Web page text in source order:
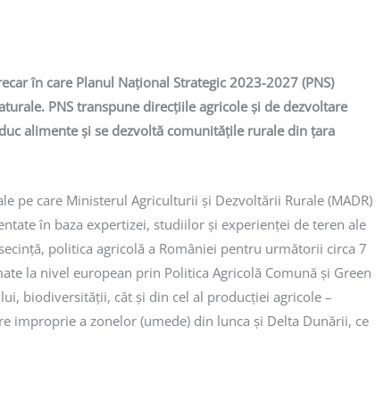
în care Planul Național Strategic 2023-2027 (PNS)
PNS transpune direcțiile agricole și de dezvoltare
alimente și se dezvoltă comunitățile rurale din țara
pe care Ministerul Agriculturii și Dezvoltării Rurale (MADR)
în baza expertizei, studiilor și experienței de teren ale
politica agricolă a României pentru următorii circa 7
la nivel european prin Politica Agricolă Comună și Green
biodiversității, cât și din cel al producției agricole –
improprie a zonelor (umede) din lunca și Delta Dunării, ce